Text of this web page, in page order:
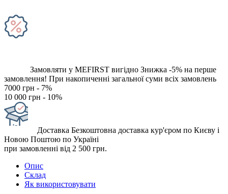
Замовляти у MEFIRST вигідно Знижка -5% на перше
замовлення! При накопиченні загальної суми всіх замовлень
7000 грн - 7%
10 000 грн - 10%
Доставка Безкоштовна доставка кур'єром по Києву і
Новою Поштою по Україні
при замовленні від 2 500 грн.
Опис
Склад
Як використовувати